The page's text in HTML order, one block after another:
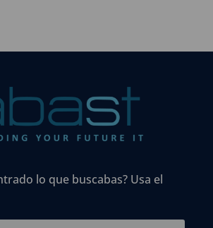
lo que buscabas? Usa el